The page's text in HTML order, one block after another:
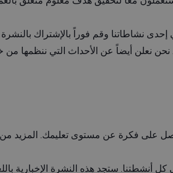
وقم فوراً بالإشتراك
نعلن أيضاً عن الأحداث التي ننظمها من
ستجد هذه النشرة الإخبارية